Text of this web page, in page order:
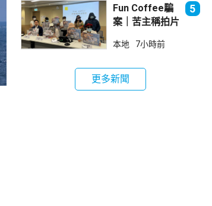
Fun Coffee騙
案｜苦主稱拍片
立法會議員倡加
5
本地 7小時前
更多新聞